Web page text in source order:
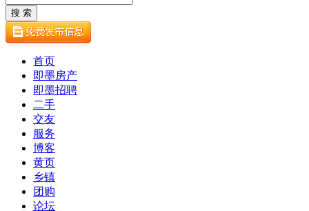
首页
即墨房产
即墨招聘
二手
交友
服务
博客
黄页
乡镇
团购
论坛